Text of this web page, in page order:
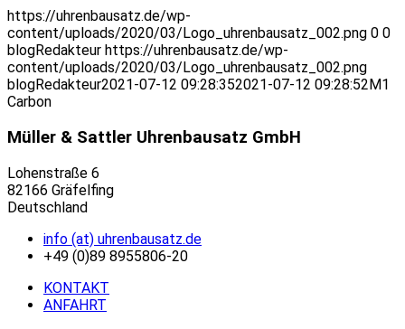
https://uhrenbausatz.de/wp-
content/uploads/2020/03/Logo_uhrenbausatz_002.png 0 0
blogRedakteur https://uhrenbausatz.de/wp-
content/uploads/2020/03/Logo_uhrenbausatz_002.png
blogRedakteur2021-07-12 09:28:352021-07-12 09:28:52 M1
Carbon
Müller & Sattler Uhrenbausatz GmbH
Lohenstraße 6
82166 Gräfelfing
Deutschland
info (at) uhrenbausatz.de
+49 (0)89 8955806-20
KONTAKT
ANFAHRT